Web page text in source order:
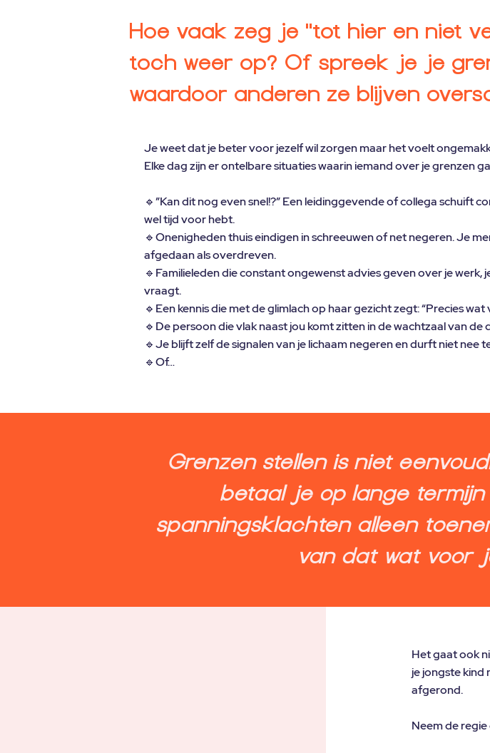
Hoe vaak zeg je "tot hier en niet
toch weer op? Of spreek je je
waardoor anderen ze blijven
Je weet dat je beter voor jezelf wil zorgen maar het voelt
Elke dag zijn er ontelbare situaties waarin iemand over je grenzen
🔹”Kan dit nog even snel!?” Een leidinggevende of collega schuift
wel tijd voor hebt.
🔹Onenigheden thuis eindigen in schreeuwen of net negeren. Je
afgedaan als overdreven.
🔹Familieleden die constant ongewenst advies geven over je
vraagt.
🔹Een kennis die met de glimlach op haar gezicht zegt: “Precies wat
🔹De persoon die vlak naast jou komt zitten in de wachtzaal van
🔹Je blijft zelf de signalen van je lichaam negeren en durft niet nee
🔹Of…
Grenzen stellen is niet
betaal je op lange
spanningsklachten alleen
van dat wat voor
​Het gaat ook
je jongste kind
afgerond.
Neem de